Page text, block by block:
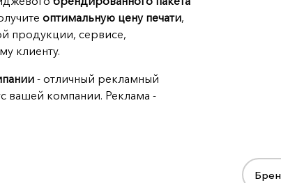
оптимальную цену печати,
продукции, сервисе,
клиенту.
- отличный рекламный
вашей компании. Реклама -